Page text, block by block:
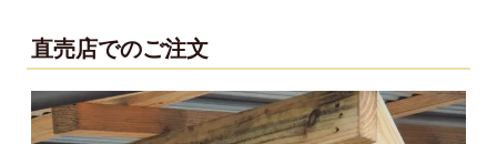
直売店でのご注文